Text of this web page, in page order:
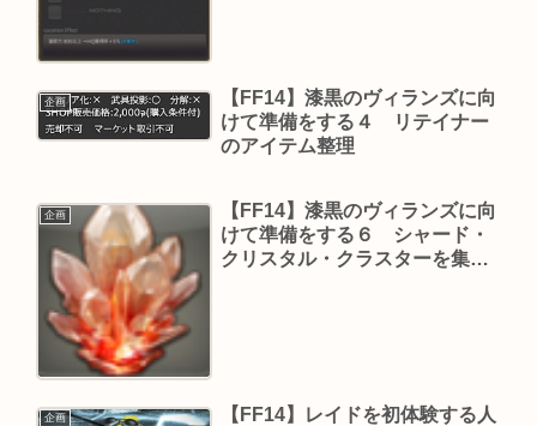
企画
【FF14】漆黒のヴィランズに向
けて準備をする４ リテイナー
のアイテム整理
企画
【FF14】漆黒のヴィランズに向
けて準備をする６ シャード・
クリスタル・クラスターを集め
企画
【FF14】レイドを初体験する人